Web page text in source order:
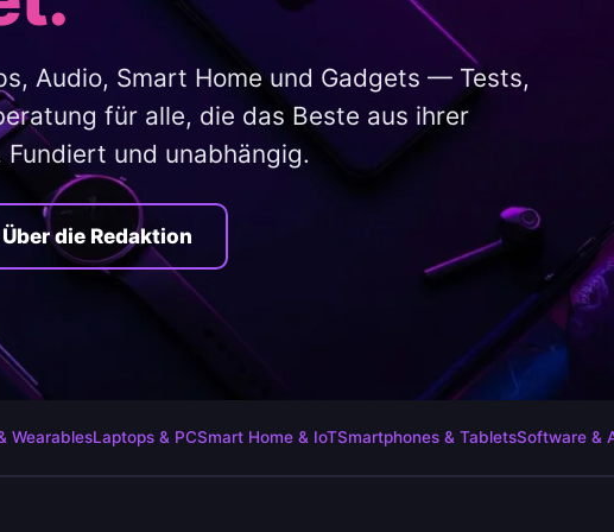
Audio, Smart Home und Gadgets — Tests,
für alle, die das Beste aus ihrer
Fundiert und unabhängig.
Über die Redaktion
WearablesLaptops & PCSmart Home & IoTSmartphones & TabletsSoftware &